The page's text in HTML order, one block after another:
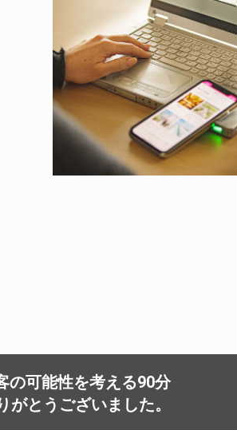
の可能性を考える90分
とうございました。